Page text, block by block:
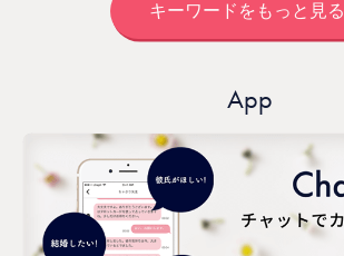
キーワードをもっと見る
App